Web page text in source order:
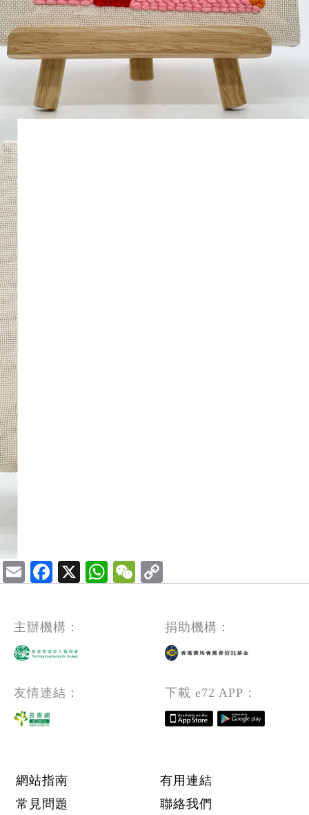
EmailFacebook
X WhatsApp
WeChat
主辦機構： 捐助機構：
友情連結： 下載 e72 APP：
Footer menu
網站指南
有用連結
常見問題
聯絡我們